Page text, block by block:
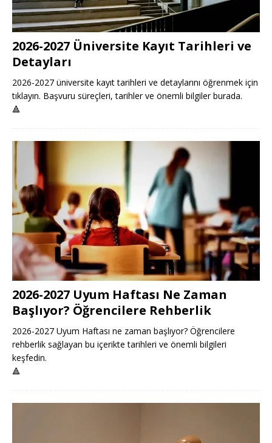
2026-2027 Üniversite Kayıt Tarihleri ve
Detayları
2026-2027 üniversite kayıt tarihleri ve detaylarını öğrenmek için
tıklayın. Başvuru süreçleri, tarihler ve önemli bilgiler burada.
🔺
2026-2027 Uyum Haftası Ne Zaman
Başlıyor? Öğrencilere Rehberlik
2026-2027 Uyum Haftası ne zaman başlıyor? Öğrencilere
rehberlik sağlayan bu içerikte tarihleri ve önemli bilgileri
keşfedin.
🔺